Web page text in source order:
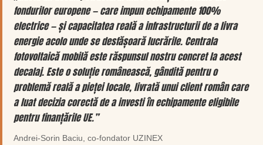
fondurilor europene — care impun echipamente 100%
electrice — și capacitatea reală a infrastructurii de a livra
energie acolo unde se desfășoară lucrările. Centrala
fotovoltaică mobilă este răspunsul nostru concret la acest
decalaj. Este o soluție românească, gândită pentru o
problemă reală a pieței locale, livrată unui client român care
a luat decizia corectă de a investi în echipamente eligibile
pentru finanțările UE.”
Andrei-Sorin Baciu, co-fondator UZINEX